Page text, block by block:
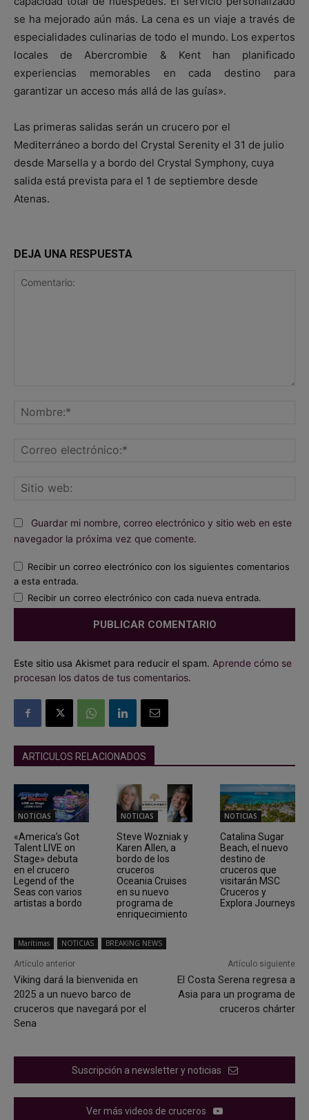
se ha mejorado aún más. La cena es un viaje a través de
especialidades culinarias de todo el mundo. Los expertos
locales de Abercrombie & Kent han planificado
experiencias memorables en cada destino para
garantizar un acceso más allá de las guías».
Las primeras salidas serán un crucero por el
Mediterráneo a bordo del Crystal Serenity el 31 de julio
desde Marsella y a bordo del Crystal Symphony, cuya
salida está prevista para el 1 de septiembre desde
Atenas.
DEJA UNA RESPUESTA
Guardar mi nombre, correo electrónico y sitio web en este
navegador la próxima vez que comente.
Recibir un correo electrónico con los siguientes comentarios
a esta entrada.
Recibir un correo electrónico con cada nueva entrada.
Este sitio usa Akismet para reducir el spam. Aprende cómo se
procesan los datos de tus comentarios.
ARTICULOS RELACIONADOS
NOTICIAS
«America’s Got
Talent LIVE on
Stage» debuta
en el crucero
Legend of the
Seas con varios
artistas a bordo
NOTICIAS
Steve Wozniak y
Karen Allen, a
bordo de los
cruceros
Oceania Cruises
en su nuevo
programa de
enriquecimiento
NOTICIAS
Catalina Sugar
Beach, el nuevo
destino de
cruceros que
visitarán MSC
Cruceros y
Explora Journeys
Marítimas NOTICIAS BREAKING NEWS
Artículo anterior
Viking dará la bienvenida en
2025 a un nuevo barco de
cruceros que navegará por el
Sena
Artículo siguiente
El Costa Serena regresa a
Asia para un programa de
cruceros chárter
Suscripción a newsletter y noticias
Ver más videos de cruceros